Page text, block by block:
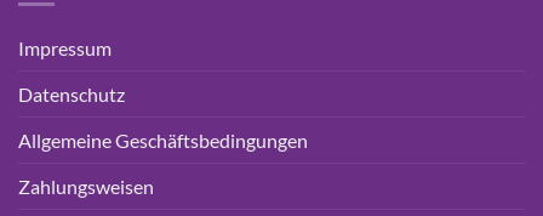
Impressum
Datenschutz
Allgemeine Geschäftsbedingungen
Zahlungsweisen